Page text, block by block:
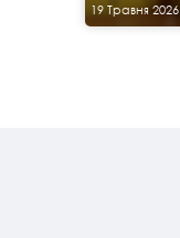
19 Травня 2026